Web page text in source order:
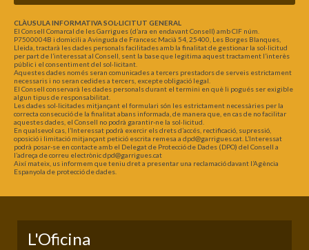
CLÀUSULA INFORMATIVA SOL·LICITUT GENERAL
El Consell Comarcal de les Garrigues (d’ara en endavant Consell) amb CIF núm.
P7500004B i domicili a Avinguda de Francesc Macià 54, 25400, Les Borges Blanques,
Lleida, tractarà les dades personals facilitades amb la finalitat de gestionar la sol·licitud
per part de l’interessat al Consell, sent la base que legitima aquest tractament l’interès
públic i el consentiment del sol·licitant.
Aquestes dades només seran comunicades a tercers prestadors de serveis estrictament
necessaris i no seran cedides a tercers, excepte obligació legal.
El Consell conservarà les dades personals durant el termini en què li pogués ser exigible
algun tipus de responsabilitat.
Les dades sol·licitades mitjançant el formulari són les estrictament necessàries per la
correcta consecució de la finalitat abans informada, de manera que, en cas de no facilitar
aquestes dades, el Consell no podrà garantir-ne la sol·licitud.
En qualsevol cas, l’Interessat podrà exercir els drets d’accés, rectificació, supressió,
oposició i limitació mitjançant petició escrita remesa a dpd@garrigues.cat. L’Interessat
podrà posar-se en contacte amb el Delegat de Protecció de Dades (DPO) del Consell a
l’adreça de correu electrònic dpd@garrigues.cat
Així mateix, us informem que teniu dret a presentar una reclamació davant l’Agència
Espanyola de protecció de dades.
L'Oficina